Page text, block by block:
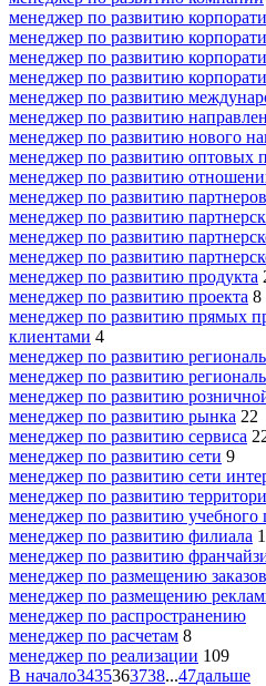
менеджер по развитию
менеджер по развитию
менеджер по развитию
менеджер по развитию
менеджер по развитию
менеджер по развитию
менеджер по развитию нового
менеджер по развитию оптовых
менеджер по развитию
менеджер по развитию партнеров
менеджер по развитию
менеджер по развитию
менеджер по развитию
менеджер по развитию продукта
менеджер по развитию проекта 8
менеджер по развитию прямых
клиентами 4
менеджер по развитию
менеджер по развитию
менеджер по развитию
менеджер по развитию рынка 22
менеджер по развитию сервиса
менеджер по развитию сети 9
менеджер по развитию сети
менеджер по развитию
менеджер по развитию учебного
менеджер по развитию филиала 1
менеджер по развитию
менеджер по размещению заказов
менеджер по размещению
менеджер по распространению
менеджер по расчетам 8
менеджер по реализации 109
В начало3435363738...47дальше